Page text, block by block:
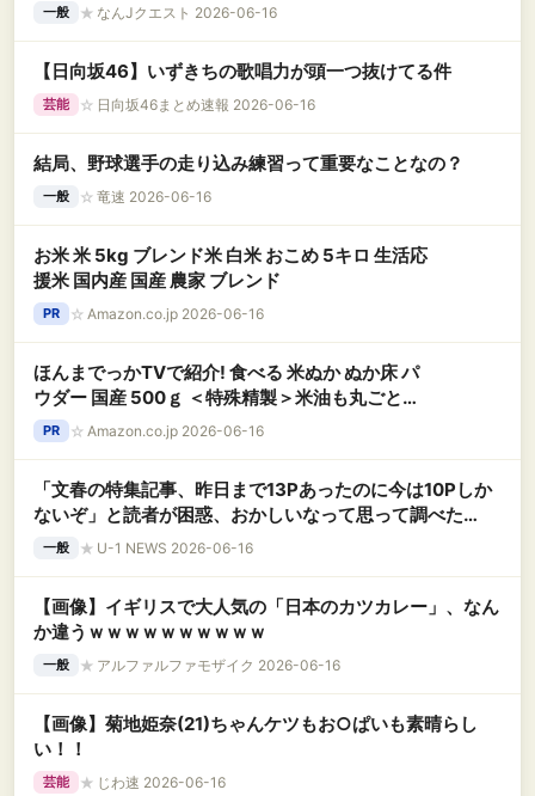
一般 ★ なんJクエスト 2026-06-16
【日向坂46】いずきちの歌唱力が頭一つ抜けてる件
芸能 ☆ 日向坂46まとめ速報 2026-06-16
結局、野球選手の走り込み練習って重要なことなの？
一般 ☆ 竜速 2026-06-16
お米 米 5kg ブレンド米 白米 おこめ 5キロ 生活応
援米 国内産 国産 農家 ブレンド
PR ☆ Amazon.co.jp 2026-06-16
ほんまでっかTVで紹介! 食べる 米ぬか ぬか床 パ
ウダー 国産 500ｇ ＜特殊精製＞米油も丸ごと精
製 食物繊維豊富
PR ☆ Amazon.co.jp 2026-06-16
「文春の特集記事、昨日まで13Pあったのに今は10Pしか
ないぞ」と読者が困惑、おかしいなって思って調べた
ら……
一般 ★ U-1 NEWS 2026-06-16
【画像】イギリスで大人気の「日本のカツカレー」、なん
か違うｗｗｗｗｗｗｗｗｗｗ
一般 ★ アルファルファモザイク 2026-06-16
【画像】菊地姫奈(21)ちゃんケツもお○ぱいも素晴らし
い！！
芸能 ★ じわ速 2026-06-16